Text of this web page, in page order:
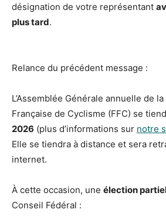
désignation de votre représentant
plus tard.
Relance du précédent message :
L’Assemblée Générale annuelle de
Française de Cyclisme (FFC) se
2026 (plus d’informations sur notre
Elle se tiendra à distance et sera
internet.
À cette occasion, une élection
Conseil Fédéral :